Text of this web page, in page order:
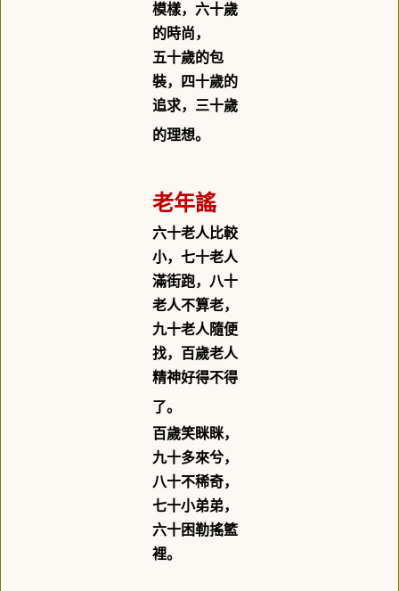
模樣，六十歲
的時尚，
五十歲的包
裝，四十歲的
追求，三十歲
的理想。
老年謠
六十老人比較
小，七十老人
滿街跑，八十
老人不算老，
九十老人隨便
找，百歲老人
精神好得不得
了。
百歲笑眯眯，
九十多來兮，
八十不稀奇，
七十小弟弟，
六十困勒搖籃
裡。